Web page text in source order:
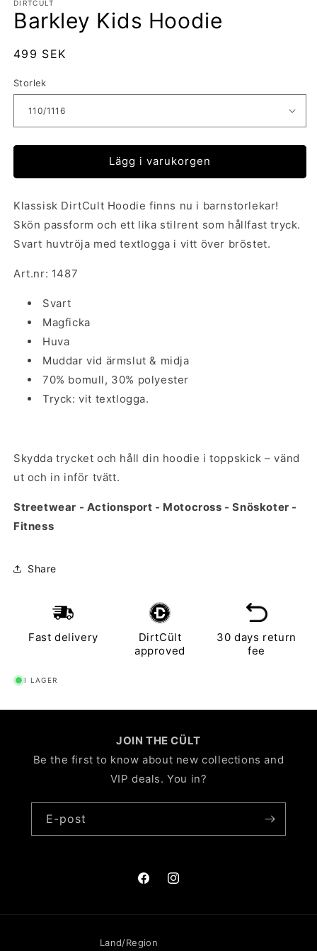
DIRTCULT
Barkley Kids Hoodie
Ordinarie
499 SEK
Storlek
Lägg i varukorgen
Klassisk DirtCult Hoodie finns nu i barnstorlekar!
Skön passform och ett lika stilrent som hållfast tryck.
Svart huvtröja med textlogga i vitt över bröstet.
Art.nr: 1487
Svart
Magficka
Huva
Muddar vid ärmslut & midja
70% bomull, 30% polyester
Tryck: vit textlogga.
Skydda trycket och håll din hoodie i toppskick – vänd
ut och in inför tvätt.
Streetwear - Actionsport - Motocross - Snöskoter -
Fitness
Share
Fast delivery
DirtCült
approved
30 days return
fee
I LAGER
JOIN THE CÜLT
Be the first to know about new collections and
VIP deals. You in?
E-post
FacebookInstagram
Land/Region